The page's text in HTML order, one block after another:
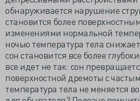
обнаруживается нарушение
становится более
изменениями нормальной
ночью температура тела
сон становится все более
все идет не так: сон
поверхностной дремоты с
температура тела не меняется